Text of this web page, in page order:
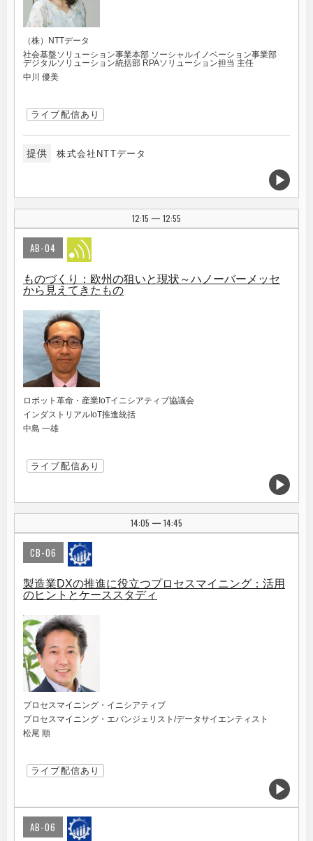
（株）NTTデータ
社会基盤ソリューション事業本部 ソーシャルイノベーション事業部
デジタルソリューション統括部 RPAソリューション担当 主任
中川 優美
ライブ配信あり
提供 株式会社NTTデータ
12:15 | 12:55
AB-04
ものづくり：欧州の狙いと現状～ハノーバーメッセ
から見えてきたもの
ロボット革命・産業IoTイニシアティブ協議会
インダストリアルIoT推進統括
中島 一雄
ライブ配信あり
14:05 | 14:45
CB-06
製造業DXの推進に役立つプロセスマイニング：活用
のヒントとケーススタディ
プロセスマイニング・イニシアティブ
プロセスマイニング・エバンジェリスト/データサイエンティスト
松尾 順
ライブ配信あり
AB-06